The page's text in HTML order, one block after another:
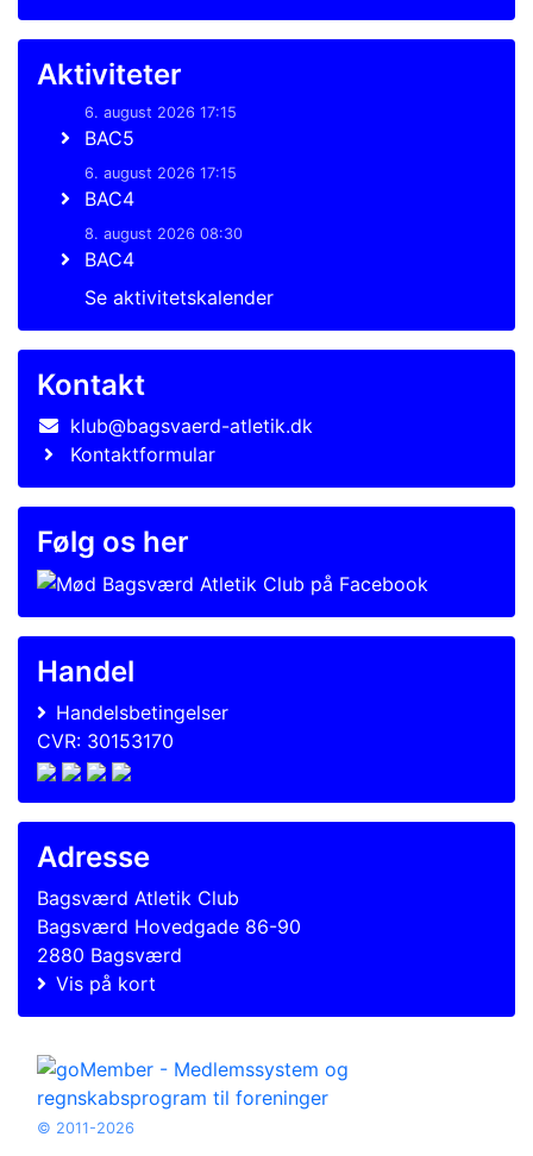
Aktiviteter
6. august 2026 17:15
BAC5
6. august 2026 17:15
BAC4
8. august 2026 08:30
BAC4
Se aktivitetskalender
Kontakt
klub@bagsvaerd-atletik.dk
Kontaktformular
Følg os her
Handel
Handelsbetingelser
CVR: 30153170
Adresse
Bagsværd Atletik Club
Bagsværd Hovedgade 86-90
2880 Bagsværd
Vis på kort
© 2011-2026